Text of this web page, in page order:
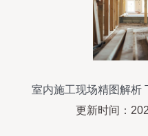
室内施工现场精图解析
程
更新时间：